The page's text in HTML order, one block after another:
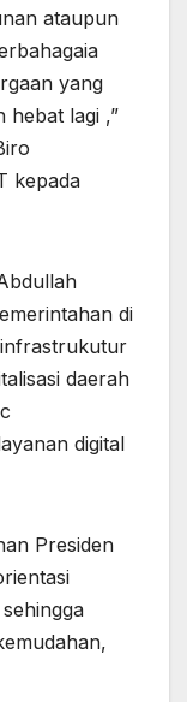
ataupun
yang
hebat lagi ,”
kepada
di
daerah
digital
Presiden